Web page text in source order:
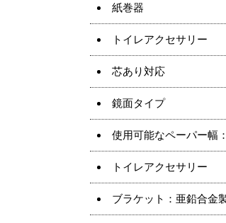
紙巻器
トイレアクセサリー
芯あり対応
鏡面タイプ
使用可能なペーパー幅
トイレアクセサリー
ブラケット：亜鉛合金